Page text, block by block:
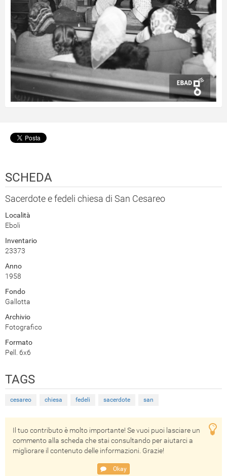
SCHEDA
Sacerdote e fedeli chiesa di San Cesareo
Località
Eboli
Inventario
23373
Anno
1958
Fondo
Gallotta
Archivio
Fotografico
Formato
Pell. 6x6
TAGS
cesareo chiesa fedeli sacerdote san
Il tuo contributo è molto importante! Se vuoi puoi lasciare un
commento alla scheda che stai consultando per aiutarci a
migliorare il contenuto delle informazioni. Grazie!
Okay